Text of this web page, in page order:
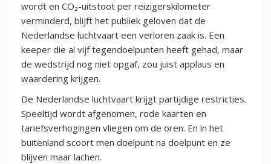
wordt en CO₂-uitstoot per reizigerskilometer
verminderd, blijft het publiek geloven dat de
Nederlandse luchtvaart een verloren zaak is. Een
keeper die al vijf tegendoelpunten heeft gehad, maar
de wedstrijd nog niet opgaf, zou juist applaus en
waardering krijgen.
De Nederlandse luchtvaart krijgt partijdige restricties.
Speeltijd wordt afgenomen, rode kaarten en
tariefsverhogingen vliegen om de oren. En in het
buitenland scoort men doelpunt na doelpunt en ze
blijven maar lachen.